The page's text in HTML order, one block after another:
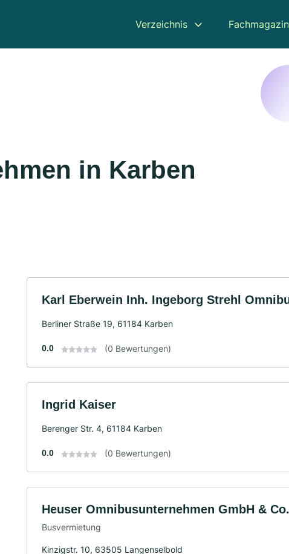
Verzeichnis Fachmagazin
in Karben
Karl Eberwein Inh. Ingeborg Strehl
Berliner Straße 19, 61184 Karben
0.0 (0 Bewertungen)
Ingrid Kaiser
Berenger Str. 4, 61184 Karben
0.0 (0 Bewertungen)
Heuser Omnibusunternehmen GmbH &
Busvermietung
Kinzigstr. 10, 63505 Langenselbold